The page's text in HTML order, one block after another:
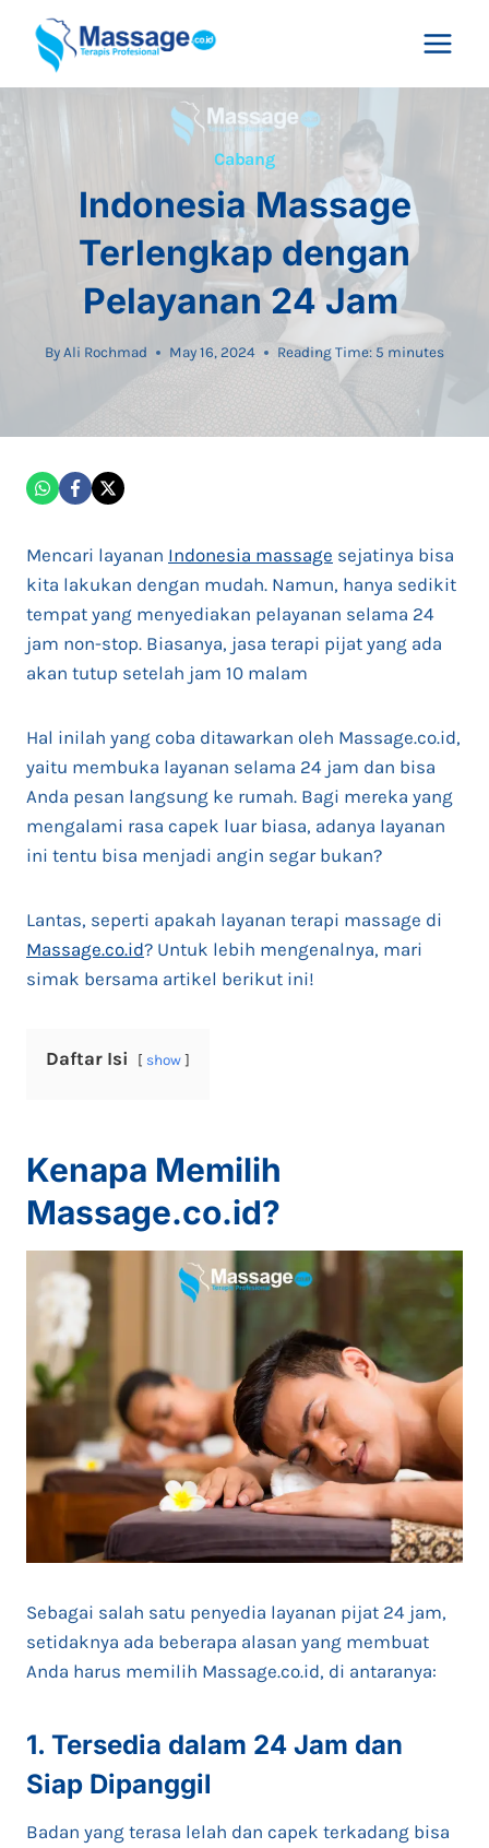
content
Cabang
Indonesia Massage
Terlengkap dengan
Pelayanan 24 Jam
By Ali Rochmad May 16, 2024 Reading Time: 5 minutes
Mencari layanan Indonesia massage sejatinya bisa
kita lakukan dengan mudah. Namun, hanya sedikit
tempat yang menyediakan pelayanan selama 24
jam non-stop. Biasanya, jasa terapi pijat yang ada
akan tutup setelah jam 10 malam
Hal inilah yang coba ditawarkan oleh Massage.co.id,
yaitu membuka layanan selama 24 jam dan bisa
Anda pesan langsung ke rumah. Bagi mereka yang
mengalami rasa capek luar biasa, adanya layanan
ini tentu bisa menjadi angin segar bukan?
Lantas, seperti apakah layanan terapi massage di
Massage.co.id? Untuk lebih mengenalnya, mari
simak bersama artikel berikut ini!
Daftar Isi show
Kenapa Memilih
Massage.co.id?
Sebagai salah satu penyedia layanan pijat 24 jam,
setidaknya ada beberapa alasan yang membuat
Anda harus memilih Massage.co.id, di antaranya:
1. Tersedia dalam 24 Jam dan
Siap Dipanggil
Badan yang terasa lelah dan capek terkadang bisa